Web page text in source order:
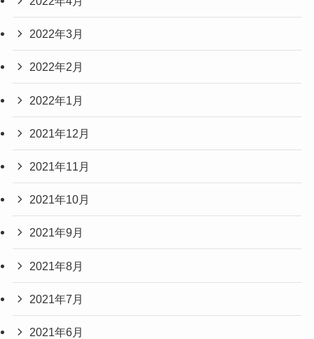
2022年3月
2022年2月
2022年1月
2021年12月
2021年11月
2021年10月
2021年9月
2021年8月
2021年7月
2021年6月